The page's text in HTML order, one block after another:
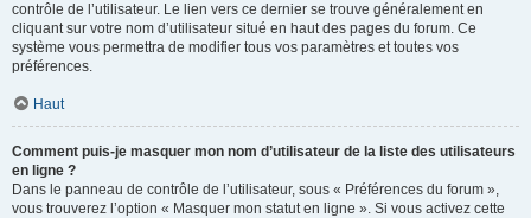
contrôle de l’utilisateur. Le lien vers ce dernier se trouve généralement en
cliquant sur votre nom d’utilisateur situé en haut des pages du forum. Ce
système vous permettra de modifier tous vos paramètres et toutes vos
préférences.
Haut
Comment puis-je masquer mon nom d’utilisateur de la liste des utilisateurs
en ligne ?
Dans le panneau de contrôle de l’utilisateur, sous « Préférences du forum »,
vous trouverez l’option « Masquer mon statut en ligne ». Si vous activez cette